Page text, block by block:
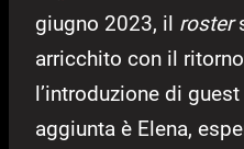
giugno 2023, il roster
arricchito con il
l’introduzione di
aggiunta è Elena,